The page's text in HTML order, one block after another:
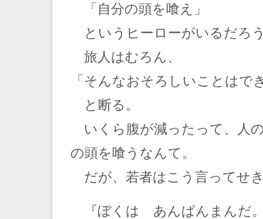
「自分の頭を喰え」
というヒーローがいるだろ
旅人はむろん、
「そんなおそろしいことはで
と断る。
いくら腹が減ったって、人
の頭を喰うなんて。
だが、若者はこう言ってせ
『ぼくは あんぱんまんだ